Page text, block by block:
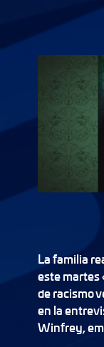
La familia
este martes
de racismo
en la
Winfrey,